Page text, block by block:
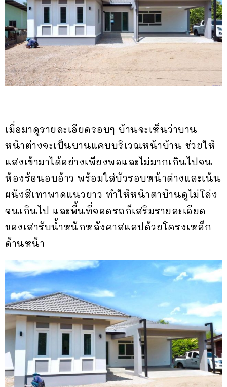
เมื่อมาดูรายละเอียดรอบๆ บ้านจะเห็นว่าบาน
หน้าต่างจะเป็นบานแคบบริเวณหน้าบ้าน ช่วยให้
แสงเข้ามาได้อย่างเพียงพอและไม่มากเกินไปจน
ห้องร้อนอบอ้าว พร้อมใส่บัวรอบหน้าต่างและเน้น
ผนังสีเทาพาดแนวยาว ทำให้หน้าตาบ้านดูไม่โล่ง
จนเกินไป และพื้นที่จอดรถก็เสริมรายละเอียด
ของเสารับน้ำหนักหลังคาสแลปด้วยโครงเหล็ก
ด้านหน้า